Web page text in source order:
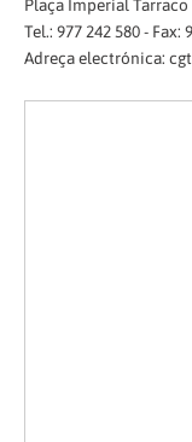
Plaça Imperial Tarraco
Tel.: 977 242 580 - Fax:
Adreça electrónica: